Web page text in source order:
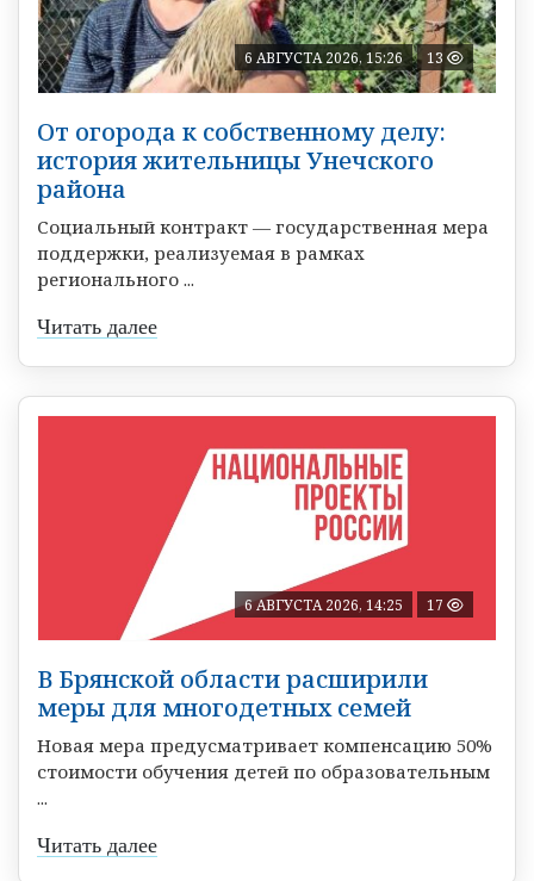
6 АВГУСТА 2026, 15:26 13
От огорода к собственному делу:
история жительницы Унечского
района
Социальный контракт — государственная мера
поддержки, реализуемая в рамках
регионального ...
Читать далее
6 АВГУСТА 2026, 14:25 17
В Брянской области расширили
меры для многодетных семей
Новая мера предусматривает компенсацию 50%
стоимости обучения детей по образовательным
...
Читать далее